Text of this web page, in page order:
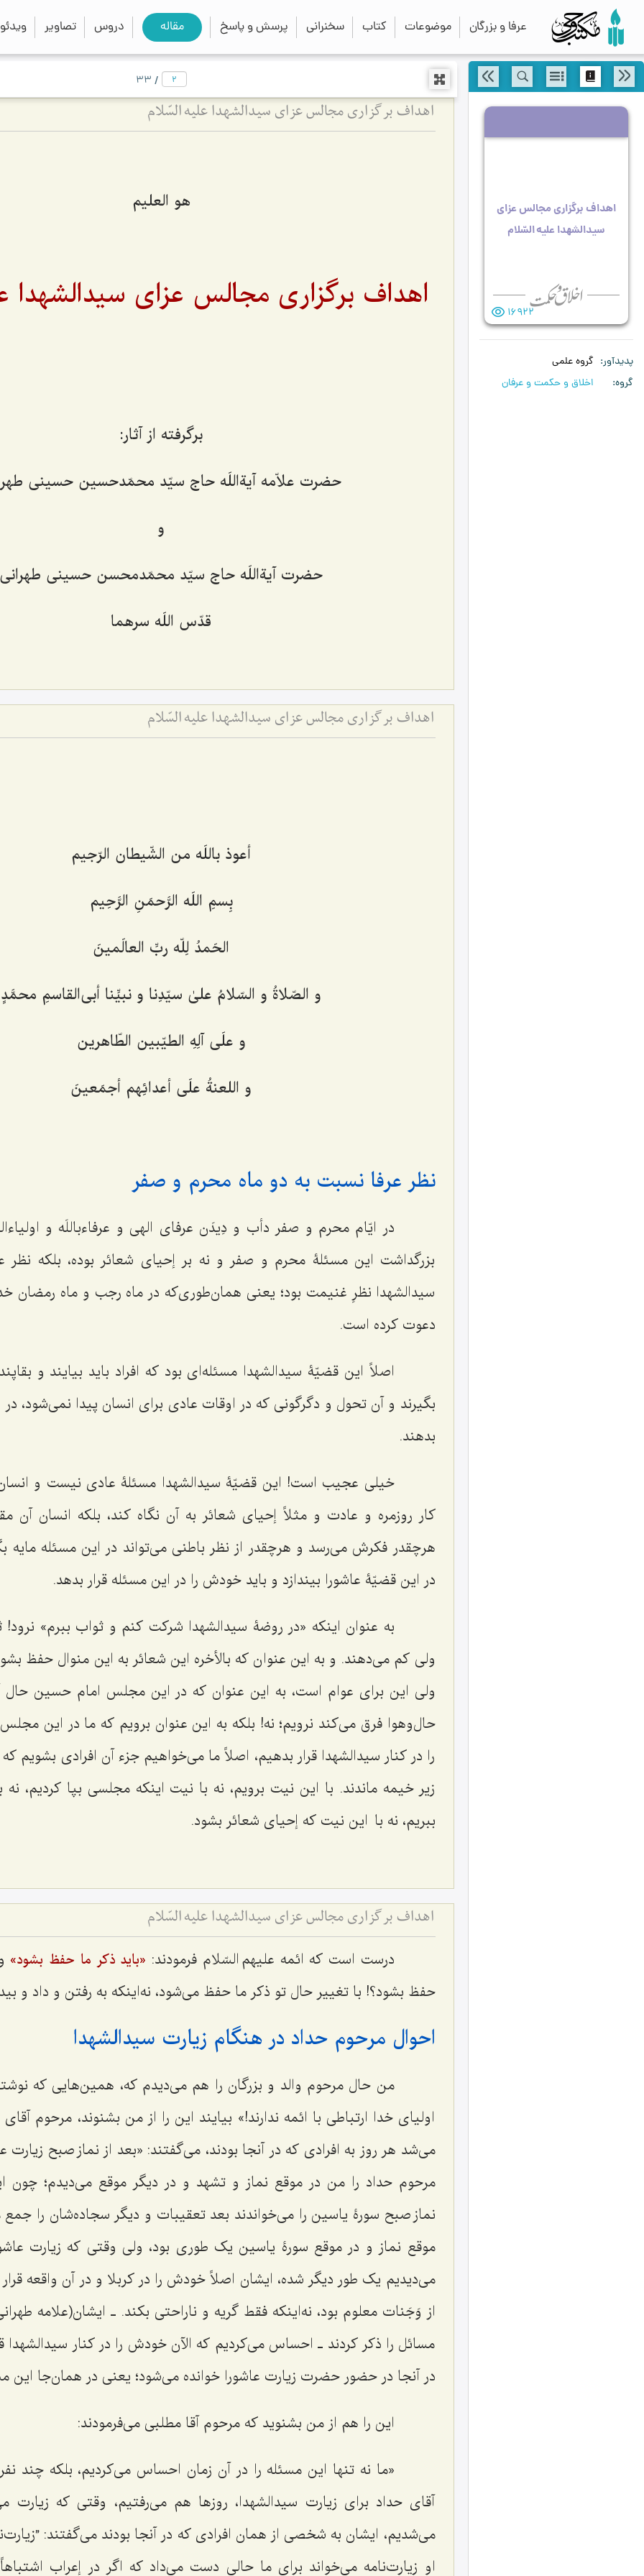
عرفا و بزرگان موضوعات کتاب سخنرانی پرسش و پاسخ مقاله دروس تصاویر ویدئو search
close
اهداف برگزاری مجالس عزای
سیدالشهدا علیه السّلام
16922
پدیدآور
گروه علمی
گروه
اخلاق و حکمت و عرفان
/
33
اهداف برگزاری مجالس عزای سیدالشهدا علیه السّلام
هو العلیم
اهداف برگزاری مجالس عزای سیدالشهدا
برگرفته از آثار:
حضرت علاّمه آیةاللَه حاج سیّد محمّدحسین حسینی
و
حضرت آیةاللَه حاج سیّد محمّدمحسن حسینی طهرانی
قدّس اللَه سرهما
اهداف برگزاری مجالس عزای سیدالشهدا علیه السّلام
أعوذ باللَه من الشّیطان الرّجیم‌
بِسمِ اللَه الرَّحمَنِ الرَّحِیم‌
الحَمدُ لِلّه ربِّ العالَمینَ
و الصّلاةُ و السّلامُ علیٰ سیّدِنا و نبیِّنا أبی‌القاسمِ محمَّدٍ
و علَی آلِهِ الطیّبین الطّاهرین‌
و اللعنةُ علَی أعدائِهم أجمَعینَ‌
نظر عرفا نسبت به دو ماه محرم و صفر
در ایّام محرم و صفر دأب و دِیدَن عرفای الهی و عرفاءباللَه و
بزرگداشت این مسئلۀ محرم و صفر و نه بر إحیای شعائر بوده، بلکه نظر
سیدالشهدا نظرِ غنیمت بود؛ یعنی همان‌طوری‌که در ماه رجب و ماه رمضان
دعوت کرده است.
اصلاً این قضیّۀ سیدالشهدا مسئله‌ای بود که افراد باید بیایند و
بگیرند و آن تحول و دگرگونی که در اوقات عادی برای انسان پیدا نمی‌شود، در
بدهند.
خیلی عجیب است! این قضیّۀ سیدالشهدا مسئلۀ عادی نیست و انسان
کار روزمره و عادت و مثلاً إحیای شعائر به آن نگاه کند، بلکه انسان آن
هرچقدر فکرش می‌رسد و هرچقدر از نظر باطنی می‌تواند در این مسئله مایه
در این قضیّۀ عاشورا بیندازد و باید خودش را در این مسئله قرار بدهد.
به عنوان اینکه «در روضۀ سیدالشهدا شرکت کنم و ثواب ببرم» نرود!
ولی کم می‌دهند. و به این عنوان که بالأخره این شعائر به این منوال حفظ
ولی این برای عوام است، به این عنوان که در این مجلس امام حسین
حال‌وهوا فرق می‌کند نرویم؛ نه! بلکه به این عنوان برویم که ما در این
را در کنار سیدالشهدا قرار بدهیم، اصلاً ما می‌خواهیم جزء آن افرادی
زیر خیمه ماندند. با این نیت برویم، نه با نیت اینکه مجلسی بپا کردیم،
ببریم، نه با این نیت که إحیای شعائر بشود.
اهداف برگزاری مجالس عزای سیدالشهدا علیه السّلام
درست است که ائمه علیهم السّلام فرمودند: «باید ذکر ما حفظ بشود»
حفظ بشود؟! با تغییر حال تو ذکر ما حفظ می‌شود، نه‌اینکه به رفتن و داد و
احوال مرحوم حداد در هنگام زیارت سیدالشهدا
من حال مرحوم والد و بزرگان را هم می‌دیدم که، همین‌هایی که
اولیای خدا ارتباطی با ائمه ندارند!» بیایند این را از من بشنوند، مرحوم
می‌شد هر روز به افرادی که در آنجا بودند، می‌گفتند: «بعد از نماز صبح زیارت
مرحوم حداد را من در موقع نماز و تشهد و در دیگر موقع می‌دیدم؛ چون
نماز صبح سورۀ یاسین را می‌خواندند بعد تعقیبات و دیگر سجاده‌شان را
موقع نماز و در موقع سورۀ یاسین یک طوری بود، ولی وقتی که زیارت
می‌دیدیم یک طور دیگر شده، ایشان اصلاً خودش را در کربلا و در آن واقعه
از وَجَنات معلوم بود، نه‌اینکه فقط گریه و ناراحتی بکند. ـ ایشان(علامه
مسائل را ذکر کردند ـ احساس می‌کردیم که الآن خودش را در کنار سیدالشهدا
در آنجا در حضور حضرت زیارت عاشورا خوانده می‌شود؛ یعنی در همان‌جا این
این را هم از من بشنوید که مرحوم آقا مطلبی می‌فرمودند:
«ما نه تنها این مسئله را در آن زمان احساس می‌کردیم، بلکه چند
آقای حداد برای زیارت سیدالشهدا، روزها هم می‌رفتیم، وقتی که زیارت
می‌شدیم، ایشان به شخصی از همان افرادی که در آنجا بودند می‌گفتند:
او زیارت‌نامه می‌خواند برای ما حالی دست می‌داد که اگر در إعراب